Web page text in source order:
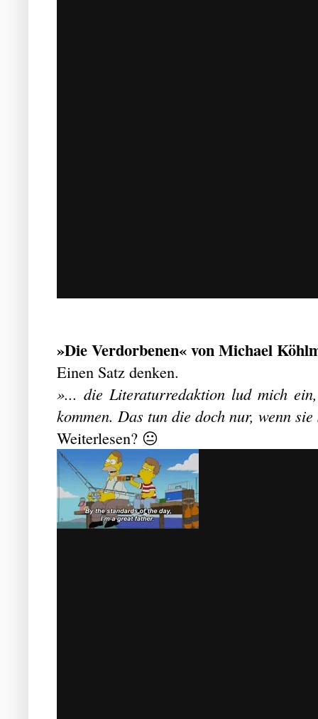
»Die Verdorbenen« von Michael
Einen Satz denken.
»... die Literaturredaktion lud mich
kommen. Das tun die doch nur, wenn
Weiterlesen? 😐